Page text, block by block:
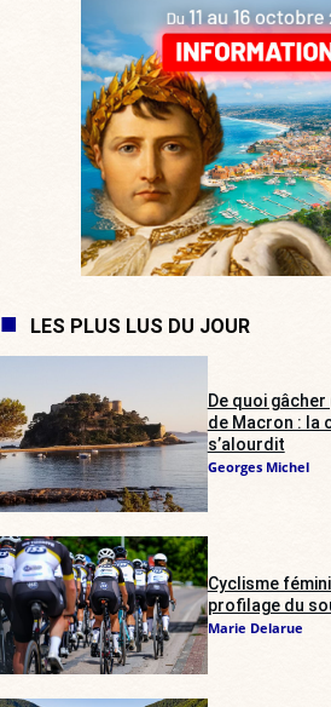
LES PLUS LUS DU JOUR
De quoi
de Macron : la
s’alourdit
Georges Michel
Cyclisme
profilage du
Marie Delarue